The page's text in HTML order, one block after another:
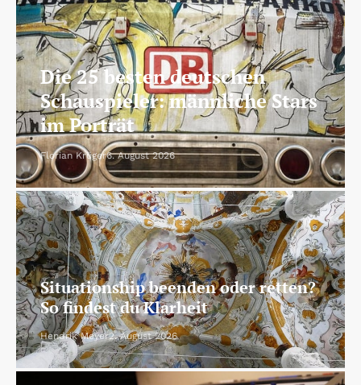
Die 25 besten deutschen
Schauspieler: männliche Stars
im Porträt
Florian Krüger6. August 2026
Situationship beenden oder retten?
So findest du Klarheit
Hendrik Meyer2. August 2026